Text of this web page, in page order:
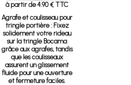
à partir de 4.90 € TTC
Agrafe et coulisseau pour
tringle portière :Fixez
solidement votre rideau
sur la tringle Bocama
grâce aux agrafes, tandis
que les coulisseaux
assurent un glissement
fluide pour une ouverture
et fermeture faciles.